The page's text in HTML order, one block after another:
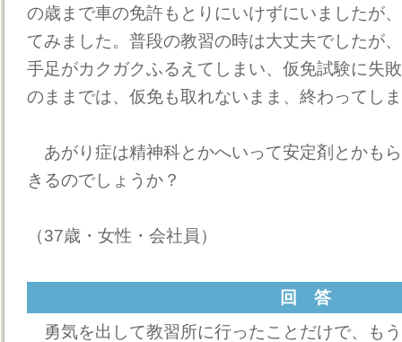
の歳まで車の免許もとりにいけずにいましたが
てみました。普段の教習の時は大丈夫でしたが
手足がカクガクふるえてしまい、仮免試験に失
のままでは、仮免も取れないまま、終わってし
あがり症は精神科とかへいって安定剤とかも
きるのでしょうか？
（37歳・女性・会社員）
回 答
勇気を出して教習所に行ったことだけで、も